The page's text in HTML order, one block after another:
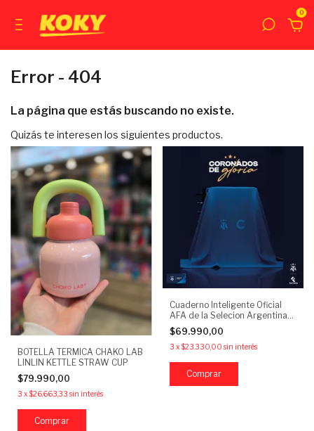
0
Error - 404
La página que estás buscando no existe.
Quizás te interesen los siguientes productos.
BOTELLA TERMICA CHAKO LAB
LINLIN KETTLE STRAW CUP
$79.990,00
3 x$26.663,33 sin interés
Cuaderno Inteligente Oficial
AFA de la Selecion Argentina
A5
$69.990,00
3 x$23.330,00 sin interés